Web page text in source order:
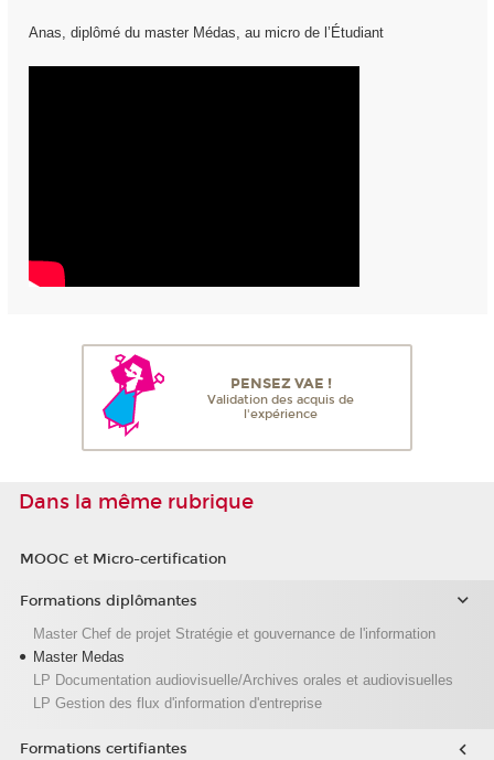
Anas, diplômé du master Médas, au micro de l’Étudiant
PENSEZ VAE !
Validation des acquis de
l'expérience
Dans la même rubrique
MOOC et Micro-certification
Formations diplômantes
Master Chef de projet Stratégie et gouvernance de l'information
Master Medas
LP Documentation audiovisuelle/Archives orales et audiovisuelles
LP Gestion des flux d'information d'entreprise
Formations certifiantes